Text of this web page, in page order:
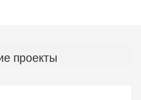
проекты